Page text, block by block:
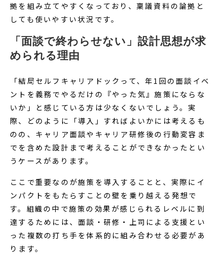
拠を組み立てやすくなっており、稟議資料の論拠と
しても使いやすい状況です。
「面談で終わらせない」設計思想が求
められる理由
「結局セルフキャリアドックって、年1回の面談イベ
ントを義務でやるだけの『やった気』施策にならな
いか」と感じている方は少なくないでしょう。実
際、どのように「導入」すればよいかには考えるも
のの、キャリア面談やキャリア研修後の行動変容ま
でを含めた設計まで考えることができなかったとい
うケースがあります。
ここで重要なのが施策を導入することと、実際にイ
ンパクトをもたらすことの壁を乗り越える発想で
す。組織の中で施策の効果が感じられるレベルに到
達するためには、面談・研修・上司による支援とい
った複数の打ち手を体系的に組み合わせる必要があ
ります。